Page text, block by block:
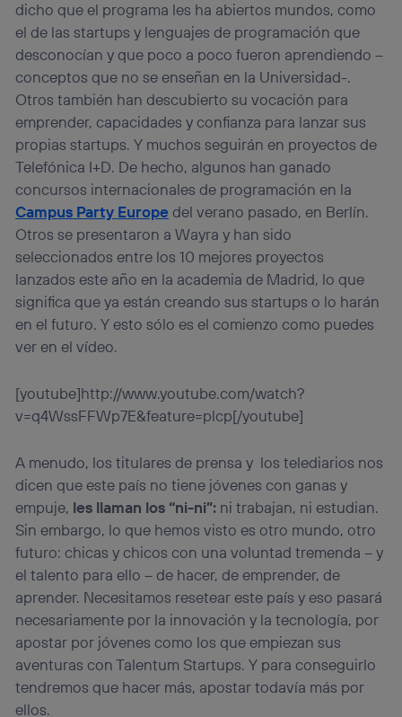
dicho que el programa les ha abiertos mundos, como
el de las startups y lenguajes de programación que
desconocían y que poco a poco fueron aprendiendo –
conceptos que no se enseñan en la Universidad-.
Otros también han descubierto su vocación para
emprender, capacidades y confianza para lanzar sus
propias startups. Y muchos seguirán en proyectos de
Telefónica I+D. De hecho, algunos han ganado
concursos internacionales de programación en la
Campus Party Europedel verano pasado, en Berlín.
Otros se presentaron a Wayra y han sido
seleccionados entre los 10 mejores proyectos
lanzados este año en la academia de Madrid, lo que
significa que ya están creando sus startups o lo harán
en el futuro. Y esto sólo es el comienzo como puedes
ver en el vídeo.
[youtube]http://www.youtube.com/watch?
v=q4WssFFWp7E&feature=plcp[/youtube]
A menudo, los titulares de prensa y los telediarios nos
dicen que este país no tiene jóvenes con ganas y
empuje, les llaman los “ni-ni”: ni trabajan, ni estudian.
Sin embargo, lo que hemos visto es otro mundo, otro
futuro: chicas y chicos con una voluntad tremenda – y
el talento para ello – de hacer, de emprender, de
aprender. Necesitamos resetear este país y eso pasará
necesariamente por la innovación y la tecnología, por
apostar por jóvenes como los que empiezan sus
aventuras con Talentum Startups. Y para conseguirlo
tendremos que hacer más, apostar todavía más por
ellos.
(p. ej., número de teléfono móvil).
Este identificador se asigna a la conexión de internet, por
lo que cualquier persona que conecte su dispositivo y
consienta el uso de la tecnología recibirá el mismo
identificador. Típicamente:
Si utilizas unaconexión de banda ancha(p. ej., Wi-Fi),
el marketing o análisis se realizará en función de las
actividades de navegación de los miembros del hogar
que hayan dado su consentimiento.
Si utilizasdatos móviles , el marketing será más
personalizado, ya que se basará únicamente en la
navegación del usuario del móvil.
Puedes gestionar los consentimientos Utiq seleccionando
“Administrar Utiq” en la parte inferior de esta página web o
visitando el portal de privacidad de Utiq
(“consenthub”)
. Para más información, consulta
la política de privacidad de Utiq.